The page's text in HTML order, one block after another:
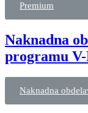
Premium
Naknadna
programu
Naknadna